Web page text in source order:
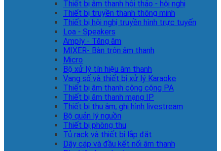
Thiết bị âm thanh hội thảo - hội nghị
Thiết bị truyền thanh thông minh
Thiết bị hội nghị truyền hình trực tuyến
Loa - Speakers
Amply - Tăng âm
MIXER- Bàn trộn âm thanh
Micro
Bộ xử lý tín hiệu âm thanh
Vang số và thiết bị xử lý Karaoke
Thiết bị âm thanh công cộng PA
Thiết bị âm thanh mạng IP
Thiết bị thu âm, ghi hình livestream
Bộ quản lý nguồn
Thiết bị phòng thu
Tủ rack và thiết bị lắp đặt
Dây cáp và đầu kết nối âm thanh